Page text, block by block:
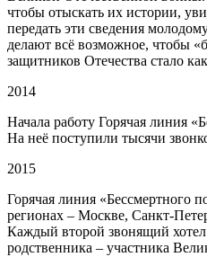
чтобы отыскать их истории,
передать эти сведения
делают всё возможное, чтобы
защитников Отечества стало
2014
Начала работу Горячая линия
На неё поступили тысячи
2015
Горячая линия «Бессмертного
регионах – Москве, Санкт-
Каждый второй звонящий
родственника – участника